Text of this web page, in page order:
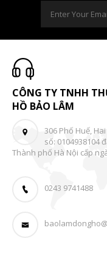
CÔNG TY TNHH
HỒ BẢO LÂM
306 Phố Huế,
số: 0104938104
Thành phố Hà Nội cấp
0243 9741488